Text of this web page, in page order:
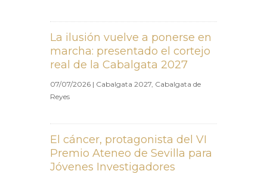
La ilusión vuelve a ponerse en
marcha: presentado el cortejo
real de la Cabalgata 2027
07/07/2026 | Cabalgata 2027, Cabalgata de
Reyes
El cáncer, protagonista del VI
Premio Ateneo de Sevilla para
Jóvenes Investigadores